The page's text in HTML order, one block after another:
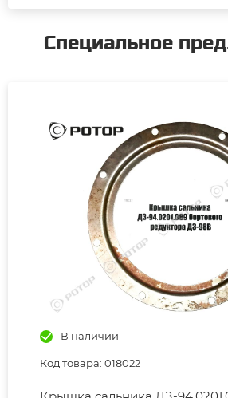
Специальное
В наличии
Код товара: 018022